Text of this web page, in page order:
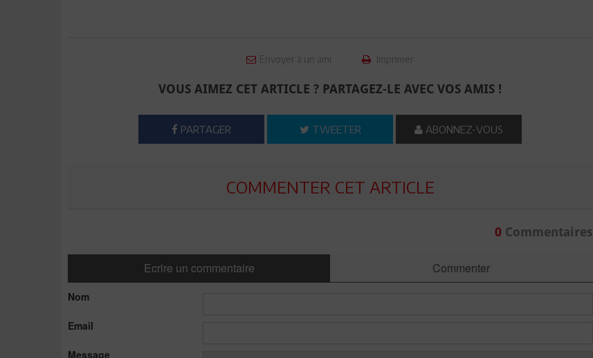
Envoyer à un ami Imprimer
VOUS AIMEZ CET ARTICLE ? PARTAGEZ-LE AVEC VOS AMIS !
PARTAGER TWEETER ABONNEZ-VOUS
COMMENTER CET ARTICLE
0Commentaires
Ecrire un commentaire Commenter
Nom
Email
Message